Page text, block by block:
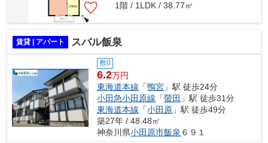
1階 / 1LDK / 38.77㎡
賃貸 | アパート スバル飯泉
敷0
6.2万円
東海道本線 「鴨宮 」駅 徒歩24分
小田急小田原線 「螢田 」駅 徒歩31分
東海道本線 「小田原 」駅 徒歩49分
築27年 / 48.48㎡
神奈川県小田原市飯泉 ６９１